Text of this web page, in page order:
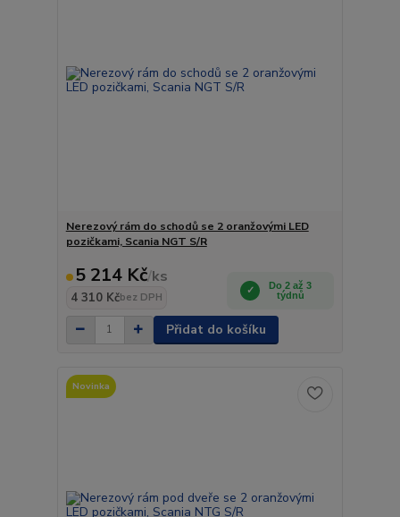
Nerezový rám do schodů se 2 oranžovými LED
pozičkami, Scania NGT S/R
5 214 Kč/ks
4 310 Kčbez DPH
Do 2 až 3
týdnů
Přidat do košíku
Novinka